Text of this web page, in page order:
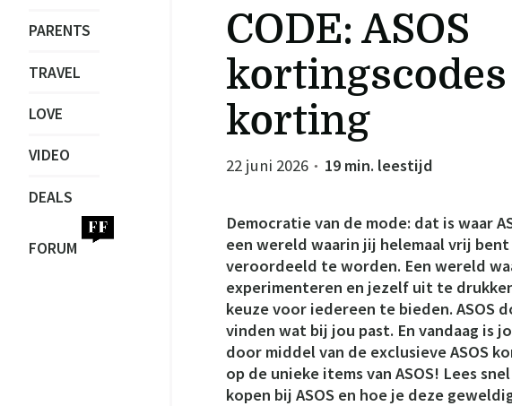
PARENTS
TRAVEL
LOVE
VIDEO
DEALS
FORUM
CODE: ASOS
kortingscodes
korting
22 juni 2026 ● 19 min. leestijd
Democratie van de mode: dat is waar
een wereld waarin jij helemaal vrij
veroordeeld te worden. Een wereld
experimenteren en jezelf uit te
keuze voor iedereen te bieden. ASOS
vinden wat bij jou past. En vandaag is
door middel van de exclusieve ASOS
op de unieke items van ASOS! Lees
kopen bij ASOS en hoe je deze